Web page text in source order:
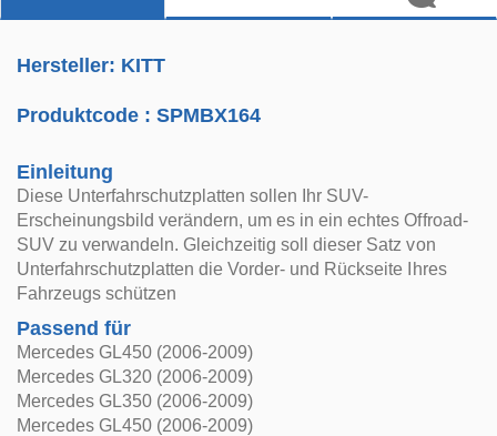
Hersteller: KITT
Produktcode :SPMBX164
Einleitung
Diese Unterfahrschutzplatten sollen Ihr SUV-
Erscheinungsbild verändern, um es in ein echtes Offroad-
SUV zu verwandeln. Gleichzeitig soll dieser Satz von
Unterfahrschutzplatten die Vorder- und Rückseite Ihres
Fahrzeugs schützen
Passend für
Mercedes GL450 (2006-2009)
Mercedes GL320 (2006-2009)
Mercedes GL350 (2006-2009)
Mercedes GL450 (2006-2009)